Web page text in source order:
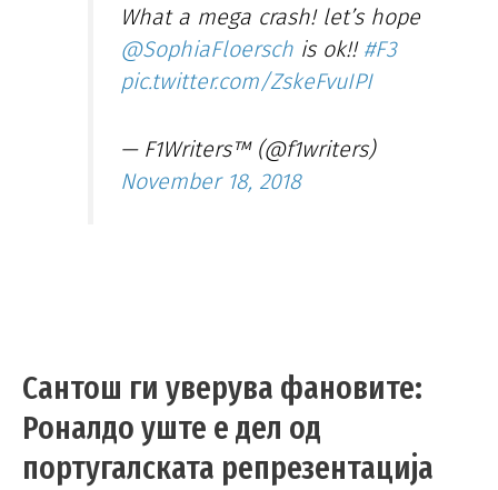
What a mega crash! let’s hope
@SophiaFloersch is ok!! #F3
pic.twitter.com/ZskeFvuIPI
— F1Writers™ (@f1writers)
November 18, 2018
Сантош ги уверува фановите:
Роналдо уште е дел од
португалската репрезентација